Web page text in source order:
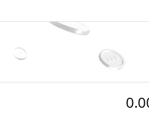
Исторический мин.
назад)